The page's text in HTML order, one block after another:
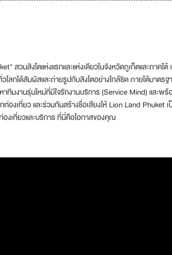
สวนสิงโตแห่งแรกและแห่งเดียวในจังหวัดภูเก็ตและภาคใต้
ลกได้สัมผัสและถ่ายรูปกับสิงโตอย่างใกล้ชิด ภายใต้มาตร
มงานรุ่นใหม่ที่มีใจรักงานบริการ (Service Mind) และพร้
องเที่ยว และร่วมกันสร้างชื่อเสียงให้ Lion Land Phuket
งเที่ยวและบริการ ที่นี่คือโอกาสของคุณ